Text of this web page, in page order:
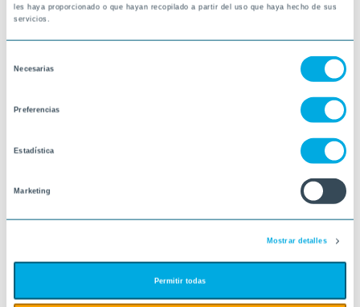
les haya proporcionado o que hayan recopilado a partir del uso que haya hecho de sus
servicios.
Necesarias
Preferencias
Estadística
Marketing
Mostrar detalles
Permitir todas